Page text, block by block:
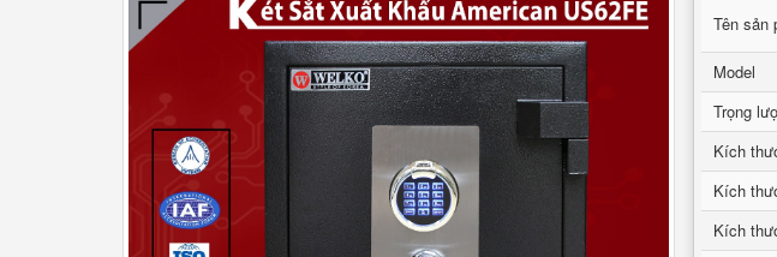
Tên sản
Model
Trọng
Kích
Kích
Kích